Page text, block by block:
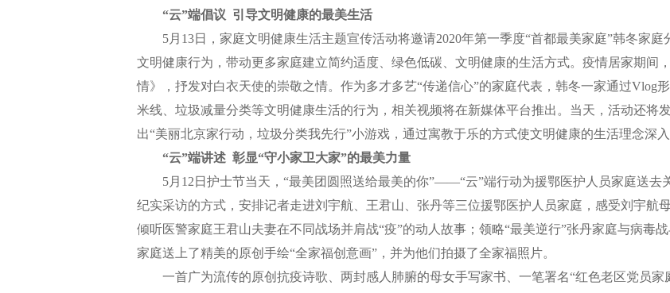
“云”端倡议 引导文明健康的最美生活
5月13日，家庭文明健康生活主题宣传活动将邀请2020年第一季度“首都最美家庭”韩冬家庭
文明健康行为，带动更多家庭建立简约适度、绿色低碳、文明健康的生活方式。疫情居家期间
情》，抒发对白衣天使的崇敬之情。作为多才多艺“传递信心”的家庭代表，韩冬一家通过Vlog
米线、垃圾减量分类等文明健康生活的行为，相关视频将在新媒体平台推出。当天，活动还将
出“美丽北京家行动，垃圾分类我先行”小游戏，通过寓教于乐的方式使文明健康的生活理念深入
“云”端讲述 彰显“守小家卫大家”的最美力量
5月12日护士节当天，“最美团圆照送给最美的你”——“云”端行动为援鄂医护人员家庭送去
纪实采访的方式，安排记者走进刘宇航、王君山、张丹等三位援鄂医护人员家庭，感受刘宇航
倾听医警家庭王君山夫妻在不同战场并肩战“疫”的动人故事；领略“最美逆行”张丹家庭与病毒
家庭送上了精美的原创手绘“全家福创意画”，并为他们拍摄了全家福照片。
一首广为流传的原创抗疫诗歌、两封感人肺腑的母女手写家书、一笔署名“红色老区党员家